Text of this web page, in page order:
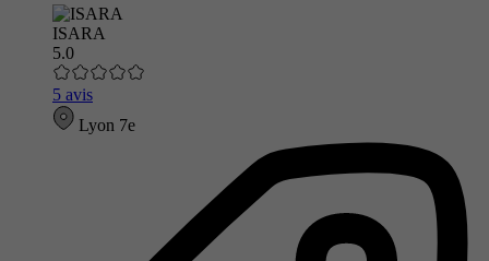
ISARA
5.0
5 avis
Lyon 7e